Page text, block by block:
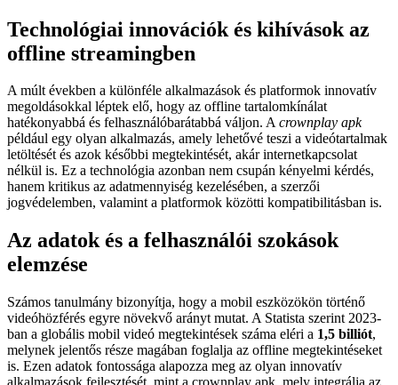
Technológiai innovációk és kihívások az
offline streamingben
A múlt években a különféle alkalmazások és platformok innovatív
megoldásokkal léptek elő, hogy az offline tartalomkínálat
hatékonyabbá és felhasználóbarátabbá váljon. Acrownplay apk
például egy olyan alkalmazás, amely lehetővé teszi a videótartalmak
letöltését és azok későbbi megtekintését, akár internetkapcsolat
nélkül is. Ez a technológia azonban nem csupán kényelmi kérdés,
hanem kritikus az adatmennyiség kezelésében, a szerzői
jogvédelemben, valamint a platformok közötti kompatibilitásban is.
Az adatok és a felhasználói szokások
elemzése
Számos tanulmány bizonyítja, hogy a mobil eszközökön történő
videóhözférés egyre növekvő arányt mutat. A Statista szerint 2023-
ban a globális mobil videó megtekintések száma eléri a 1,5 billiót,
melynek jelentős része magában foglalja az offline megtekintéseket
is. Ezen adatok fontossága alapozza meg az olyan innovatív